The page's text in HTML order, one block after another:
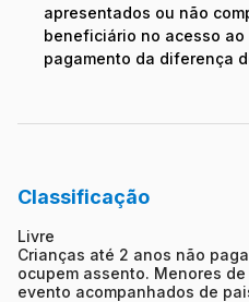
apresentados ou não
beneficiário no acesso
pagamento da diferença
Classificação
Livre
Crianças até 2 anos não
ocupem assento. Menores
evento acompanhados de